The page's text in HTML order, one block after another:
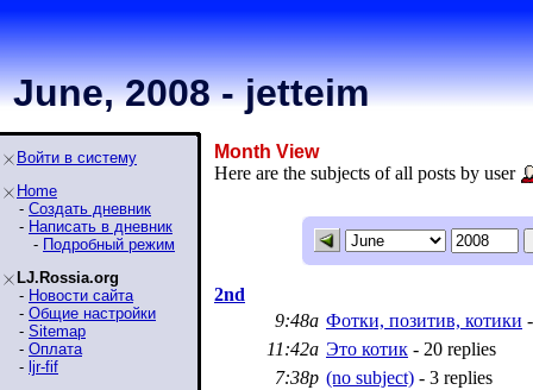
June, 2008 - jetteim
Войти в систему
Home
- Создать дневник
- Написать в дневник
- Подробный режим
LJ.Rossia.org
- Новости сайта
- Общие настройки
- Sitemap
- Оплата
- ljr-fif
Month View
Here are the subjects of all posts by user
2nd
9:48a Фотки, позитив, котики
11:42a Это котик - 20 replies
7:38p (no subject) - 3 replies